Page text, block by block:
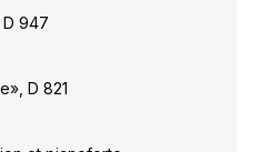
947
D 821